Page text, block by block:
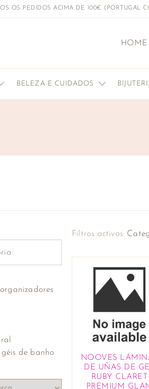
OS PEDIDOS ACIMA DE 100€ (PORTUGAL
HOME
BELEZA E CUIDADOS
de banho
Filtros activos:
NOOVES
DE UÑAS DE
RUBY CLARET
PREMIUM